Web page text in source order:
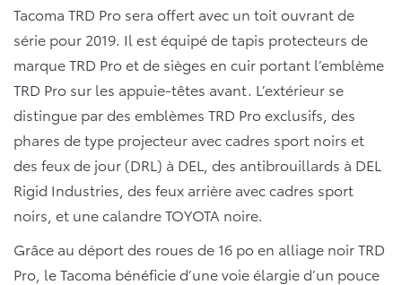
Tacoma TRD Pro sera offert avec un toit ouvrant de
série pour 2019. Il est équipé de tapis protecteurs de
marque TRD Pro et de sièges en cuir portant l’emblème
TRD Pro sur les appuie-têtes avant. L’extérieur se
distingue par des emblèmes TRD Pro exclusifs, des
phares de type projecteur avec cadres sport noirs et
des feux de jour (DRL) à DEL, des antibrouillards à DEL
Rigid Industries, des feux arrière avec cadres sport
noirs, et une calandre TOYOTA noire.
Grâce au déport des roues de 16 po en alliage noir TRD
Pro, le Tacoma bénéficie d’une voie élargie d’un pouce